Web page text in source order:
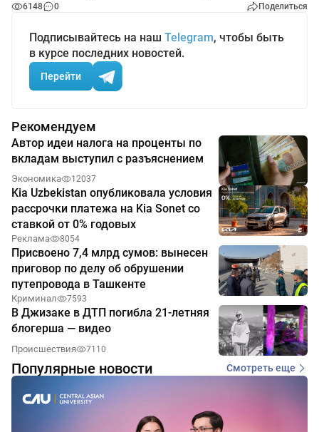
6148 0 Поделиться
Подписывайтесь на наш Telegram, чтобы быть
в курсе последних новостей.
Перейти
Рекомендуем
Автор идеи налога на проценты по
вкладам выступил с разъяснением
Экономика 12037
Kia Uzbekistan опубликовала условия
рассрочки платежа на Kia Sonet со
ставкой от 0% годовых
Реклама 8054
Присвоено 7,4 млрд сумов: вынесен
приговор по делу об обрушении
путепровода в Ташкенте
Криминал 7593
В Джизаке в ДТП погибла 21-летняя
блогерша — видео
Происшествия 7110
Популярные новости Смотреть еще